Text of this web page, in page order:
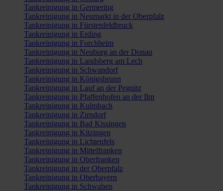
Tankreinigung in Germering
Tankreinigung in Neumarkt in der Oberpfalz
Tankreinigung in Fürstenfeldbruck
Tankreinigung in Erding
Tankreinigung in Forchheim
Tankreinigung in Neuburg an der Donau
Tankreinigung in Landsberg am Lech
Tankreinigung in Schwandorf
Tankreinigung in Königsbrunn
Tankreinigung in Lauf an der Pegnitz
Tankreinigung in Pfaffenhofen an der Ilm
Tankreinigung in Kulmbach
Tankreinigung in Zirndorf
Tankreinigung in Bad Kissingen
Tankreinigung in Kitzingen
Tankreinigung in Lichtenfels
Tankreinigung in Mittelfranken
Tankreinigung in Oberfranken
Tankreinigung in der Oberpfalz
Tankreinigung in Oberbayern
Tankreinigung in Schwaben